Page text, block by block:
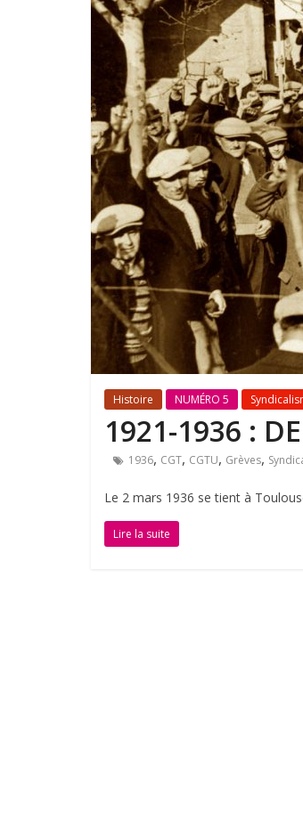
Histoire NUMÉRO 5
1921-1936 :
1936, CGT, CGTU, Grèves,
Le 2 mars 1936 se tient à
Lire la suite